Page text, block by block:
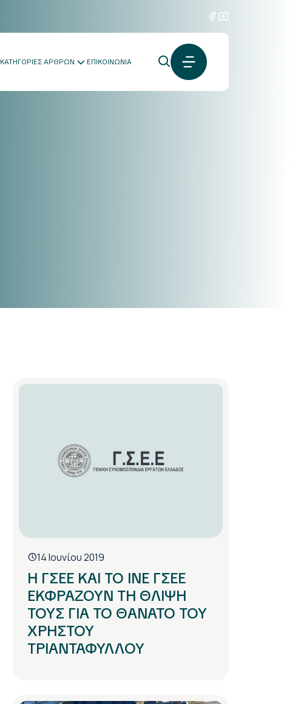
ΚΑΤΗΓΟΡΙΕΣ ΑΡΘΡΩΝ ΕΠΙΚΟΙΝΩΝΙΑ
14 Ιουνίου 2019
Η ΓΣΕΕ ΚΑΙ ΤΟ ΙΝΕ ΓΣΕΕ
ΕΚΦΡΑΖΟΥΝ ΤΗ ΘΛΙΨΗ
ΤΟΥΣ ΓΙΑ ΤΟ ΘΑΝΑΤΟ ΤΟΥ
ΧΡΗΣΤΟΥ
ΤΡΙΑΝΤΑΦΥΛΛΟΥ